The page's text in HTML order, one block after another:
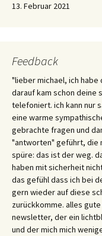
13. Februar 2021
Feedback
"lieber michael, ich
darauf kam schon deine
telefoniert. ich kann nur
eine warme
gebrachte fragen und
"antworten" geführt, die
spüre: das ist der weg.
haben mit sicherheit
das gefühl dass ich bei
gern wieder auf diese
zurückkomme. alles
newsletter, der ein
und der mich mich